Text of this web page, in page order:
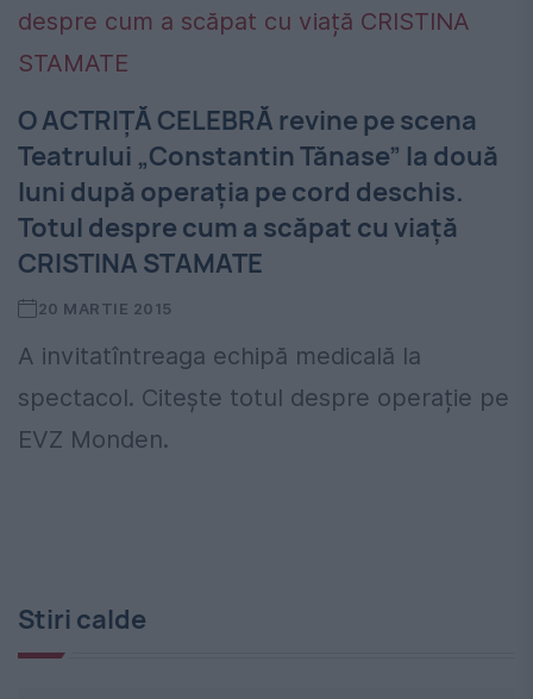
O ACTRIȚĂ CELEBRĂ revine pe scena
Teatrului „Constantin Tănase” la două
luni după operația pe cord deschis.
Totul despre cum a scăpat cu viață
CRISTINA STAMATE
20 MARTIE 2015
A invitatîntreaga echipă medicală la
spectacol. Citește totul despre operație pe
EVZ Monden.
Stiri calde